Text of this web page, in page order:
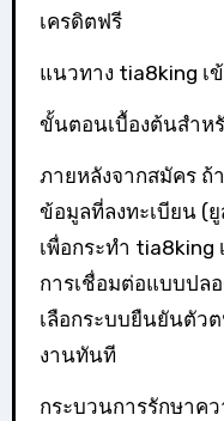
เครดิตฟรี
แนวทาง tia8king เ
ขั้นตอนเบื้องต้นสำห
ภายหลังจากสมัคร ถ้
ข้อมูลที่ลงทะเบียน (
เพื่อกระทำ tia8king
การเชื่อมต่อแบบปล
เลือกระบบยืนยันตัว
งานทันที
กระบวนการรักษาค